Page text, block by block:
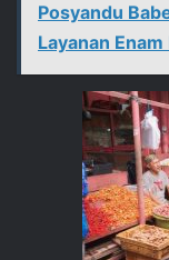
Posyandu
Layanan